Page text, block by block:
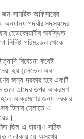
জন সামরিক অফিসারের
অন্যান্য পদবীর সদস্যদের
হেডকোয়ার্টার অবস্থিত
পরিমণ্ডল থেকে
বিবেচনা করেই
হয় (লেভেল অব
জন্য দরকার হবে একটি
তবে তাদের উপর আক্রমণ
হলে আক্রমণের জন্য দরকার
হিসাব মেলাতে ও
ছিল এ ধারণাও সঠিক
এলাকায় যে অসংখ্য